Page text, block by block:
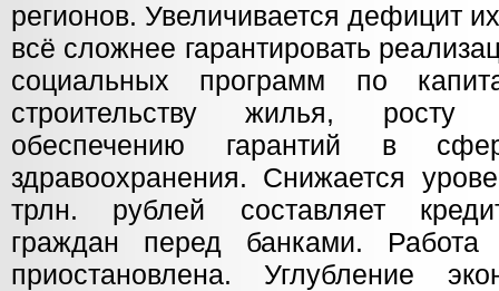
регионов. Увеличивается дефицит
всё сложнее гарантировать
социальных программ по
строительству жилья, росту
обеспечению гарантий в
здравоохранения. Снижается
трлн. рублей составляет
граждан перед банками. Работа
приостановлена. Углубление